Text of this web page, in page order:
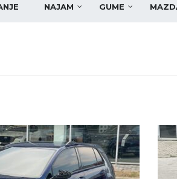
NAJAM GUME